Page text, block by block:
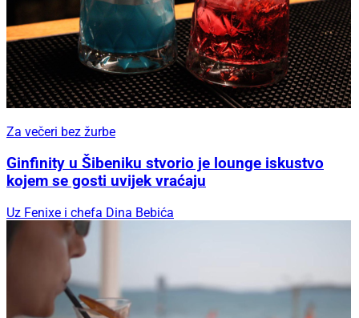
Za večeri bez žurbe
Ginfinity u Šibeniku stvorio je lounge iskustvo
kojem se gosti uvijek vraćaju
Uz Fenixe i chefa Dina Bebića